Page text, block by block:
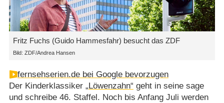
Fritz Fuchs (Guido Hammesfahr) besucht das ZDF
Bild: ZDF/Andrea Hansen
fernsehserien.de bei Google bevorzugen
Der Kinderklassiker „Löwenzahn“ geht in seine sage
und schreibe 46. Staffel. Noch bis Anfang Juli werden